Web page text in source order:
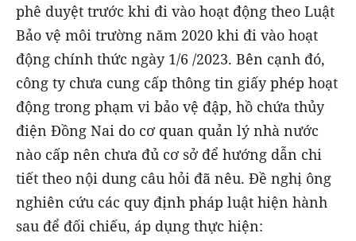
phê duyệt trước khi đi vào hoạt động theo Luật
Bảo vệ môi trường năm 2020 khi đi vào hoạt
động chính thức ngày 1/6 /2023. Bên cạnh đó,
công ty chưa cung cấp thông tin giấy phép hoạt
động trong phạm vi bảo vệ đập, hồ chứa thủy
điện Đồng Nai do cơ quan quản lý nhà nước
nào cấp nên chưa đủ cơ sở để hướng dẫn chi
tiết theo nội dung câu hỏi đã nêu. Đề nghị ông
nghiên cứu các quy định pháp luật hiện hành
sau để đối chiếu, áp dụng thực hiện: